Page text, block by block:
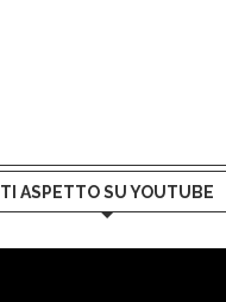
TI ASPETTO SU YOUTUBE